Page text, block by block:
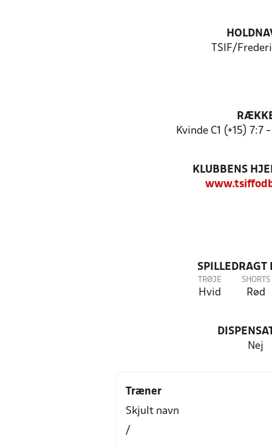
TSIF/
Kvinde C1 (+15)
KLUBBENS
SPILLEDRAGT
TRØJE
Hvid
SHORTS
Rød
Nej
Træner
Skjult navn
/